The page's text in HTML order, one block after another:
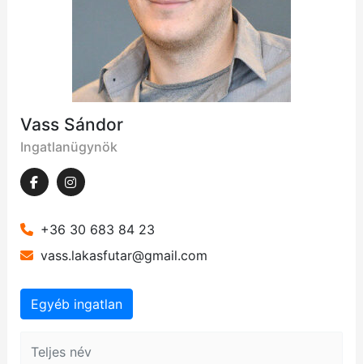
Vass Sándor
Ingatlanügynök
+36 30 683 84 23
vass.lakasfutar@gmail.com
Egyéb ingatlan